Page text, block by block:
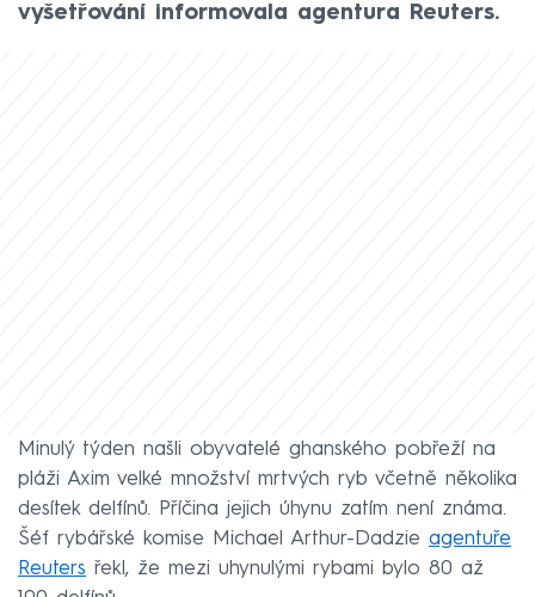
vyšetřování informovala agentura Reuters.
Minulý týden našli obyvatelé ghanského pobřeží na
pláži Axim velké množství mrtvých ryb včetně několika
desítek delfínů. Příčina jejich úhynu zatím není známa.
Šéf rybářské komise Michael Arthur-Dadzie agentuře
Reuters řekl, že mezi uhynulými rybami bylo 80 až